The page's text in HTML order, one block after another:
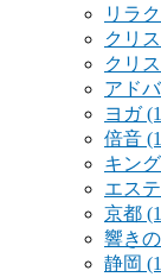
リラ
クリ
クリ
アド
ヨガ
倍音
キン
エス
京都
響き
静岡